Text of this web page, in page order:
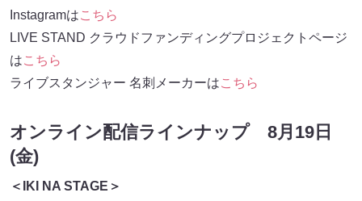
Instagramはこちら
LIVE STAND クラウドファンディングプロジェクトページ
はこちら
ライブスタンジャー 名刺メーカーはこちら
オンライン配信ラインナップ 8月19日
(金)
＜IKI NA STAGE＞